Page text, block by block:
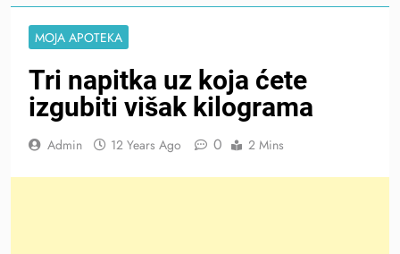
MOJA APOTEKA
Tri napitka uz koja ćete
izgubiti višak kilograma
Admin 12 Years Ago 0 2 Mins